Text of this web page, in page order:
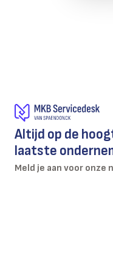
Altijd op de
laatste
Meld je aan voor onze